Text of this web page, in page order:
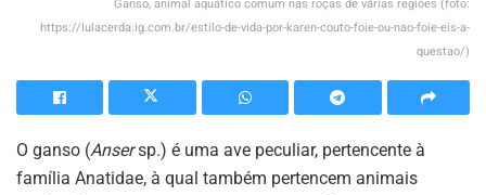
Ganso, animal aquático comum nas roças de várias regiões (foto:
https://lulacerda.ig.com.br/estilo-de-vida-por-karen-couto-foie-ou-nao-foie-eis-a-
questao/)
O ganso (Ansersp.) é uma ave peculiar, pertencente à
família Anatidae, à qual também pertencem animais